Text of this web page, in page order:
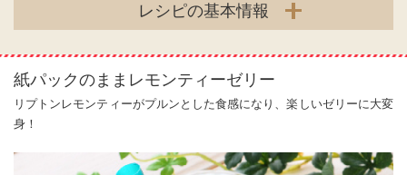
レシピの基本情報
紙パックのままレモンティーゼリー
リプトンレモンティーがプルンとした食感になり、楽しいゼリーに大変
身！